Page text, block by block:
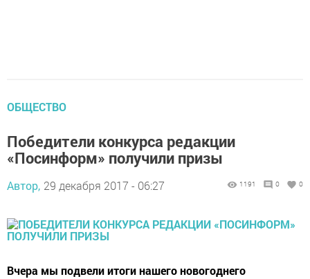
ОБЩЕСТВО
Победители конкурса редакции
«Посинформ» получили призы
Автор, 29 декабря 2017 - 06:27 1191 0 0
Вчера мы подвели итоги нашего новогоднего